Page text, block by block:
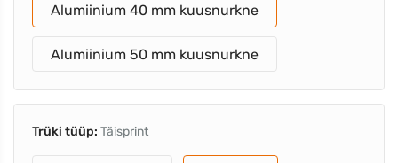
Alumiinium 40 mm kuusnurkne
Alumiinium 50 mm kuusnurkne
Trüki tüüp: Täisprint